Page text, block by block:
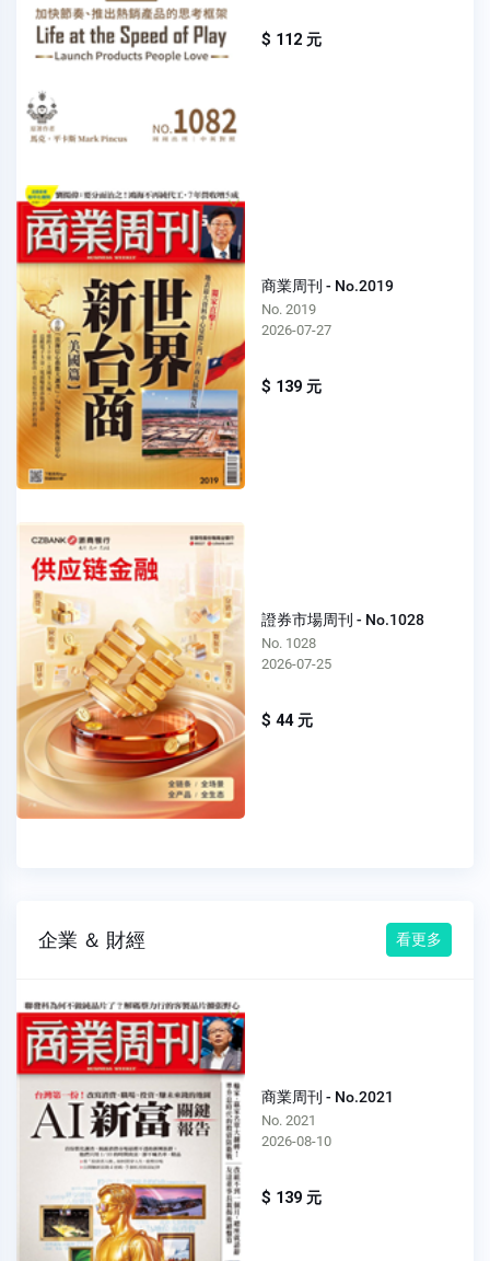
$ 112 元
商業周刊 - No.2019
No. 2019
2026-07-27
$ 139 元
證券市場周刊 - No.1028
No. 1028
2026-07-25
$ 44 元
企業 ＆ 財經 看更多
商業周刊 - No.2021
No. 2021
2026-08-10
$ 139 元